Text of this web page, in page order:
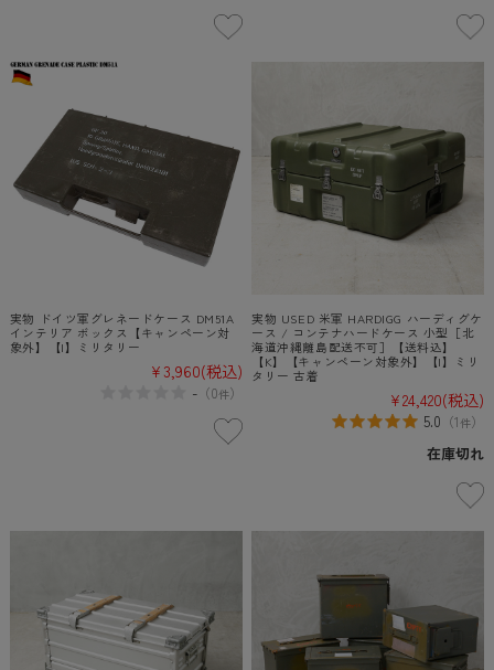
実物 ドイツ軍グレネードケース DM51A
インテリア ボックス【キャンペーン対
象外】【I】ミリタリー
¥3,960(税込)
-（0件）
実物 USED 米軍 HARDIGG ハーディグケ
ース / コンテナハードケース 小型［北
海道沖縄離島配送不可］【送料込】
【K】【キャンペーン対象外】【I】ミリ
タリー 古着
¥24,420(税込)
5.0 （1件）
在庫切れ